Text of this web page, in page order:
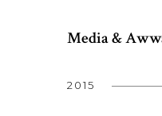
Media &
2015